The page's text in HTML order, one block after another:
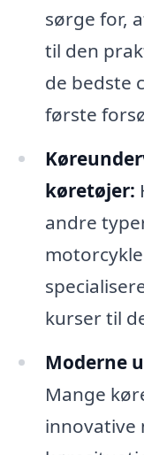
sørge for,
til den
de bedste
første
køretøjer:
andre
kurser til
Moderne
Mange
innovative